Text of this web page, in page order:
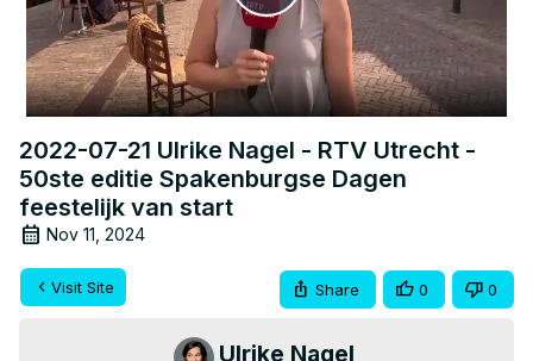
Play
Video
2022-07-21 Ulrike Nagel - RTV Utrecht -
50ste editie Spakenburgse Dagen
feestelijk van start
Nov 11, 2024
Visit Site Share 0 0
Ulrike Nagel